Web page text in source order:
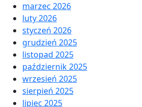
marzec 2026
luty 2026
styczeń 2026
grudzień 2025
listopad 2025
październik 2025
wrzesień 2025
sierpień 2025
lipiec 2025